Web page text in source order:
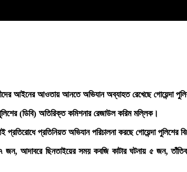
আইনের আওতায় আনতে অভিযান অব্যাহত রেখেছে গোয়েন্দা
(ডিবি) অতিরিক্ত কমিশনার রেজাউল করিম মল্লিক।
প্রতিনিয়ত অভিযান পরিচালনা করছে গোয়েন্দা পুলিশের
আদাবরে ছিনতাইয়ের সময় কবজি কাটার ঘটনায় ৫ জন,